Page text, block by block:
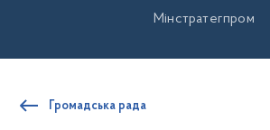
Мінстратегпром
Громадська рада